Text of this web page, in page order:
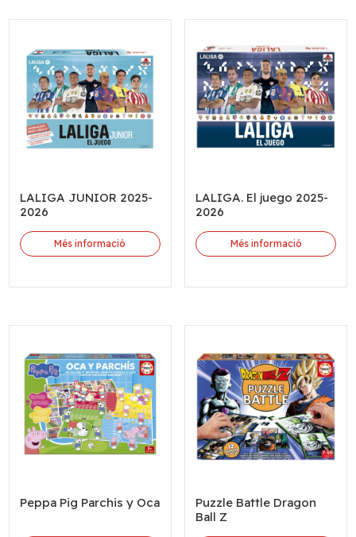
LALIGA JUNIOR 2025-
2026
Més informació
LALIGA. El juego 2025-
2026
Més informació
Peppa Pig Parchis y Oca
Puzzle Battle Dragon
Ball Z